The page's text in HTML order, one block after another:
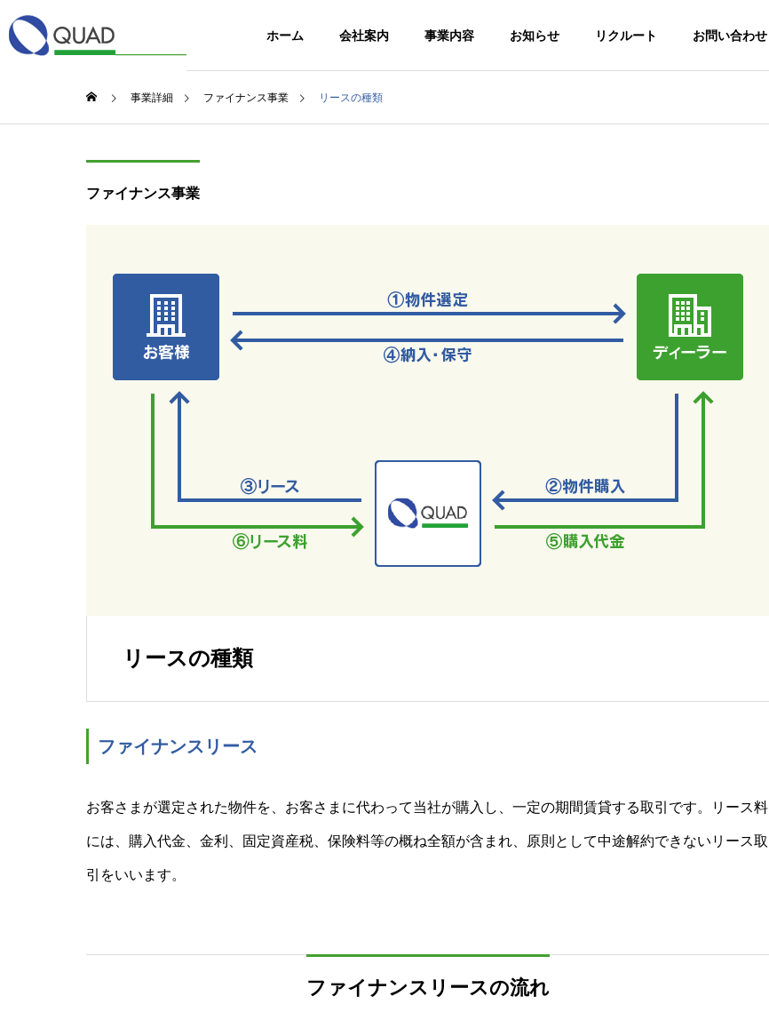
ホーム 会社案内 事業内容 お知らせ リクルート お問い合わせ
事業詳細 ファイナンス事業 リースの種類
ファイナンス事業
リースの種類
ファイナンスリース
お客さまが選定された物件を、お客さまに代わって当社が購入し、一定の期間賃貸する取引です。リース料
には、購入代金、金利、固定資産税、保険料等の概ね全額が含まれ、原則として中途解約できないリース取
引をいいます。
ファイナンスリースの流れ